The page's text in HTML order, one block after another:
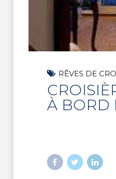
RÊVES DE
À BORD